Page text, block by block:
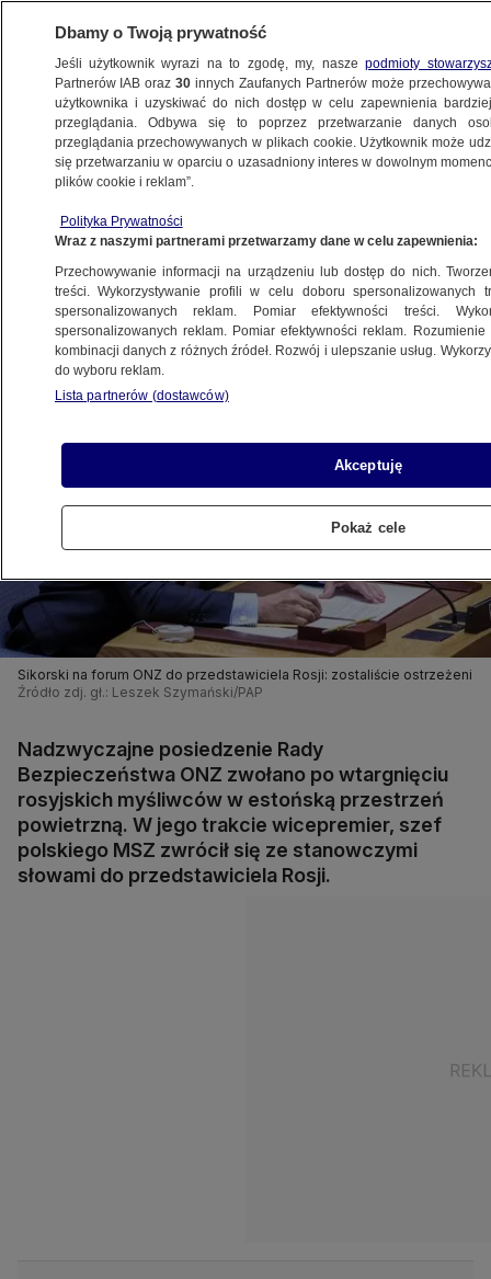
ŚWIAT
ONZ. "Mam jedną prośbę..."
22.09.2025, 17:03Aktualizacja:22.09.2025, 17:33
Posłuchaj artykułu
Czyta lektor AI
Sikorski na forum ONZ do przedstawiciela Rosji: zostaliście ostrzeżeni
Źródło zdj. gł.: Leszek Szymański/PAP
Nadzwyczajne posiedzenie Rady
Bezpieczeństwa ONZ zwołano po wtargnięciu
rosyjskich myśliwców w estońską przestrzeń
powietrzną. W jego trakcie wicepremier, szef
polskiego MSZ zwrócił się ze stanowczymi
słowami do przedstawiciela Rosji.
Dbamy o Twoją prywatność
Jeśli użytkownik wyrazi na to zgodę, my, naszepodmioty
Partnerów IAB oraz30 innych Zaufanych Partnerów może
użytkownika i uzyskiwać do nich dostęp w celu zapewnienia
przeglądania. Odbywa się to poprzez przetwarzanie danych
przeglądania przechowywanych w plikach cookie. Użytkownik może
się przetwarzaniu w oparciu o uzasadniony interes w dowolnym
plików cookie i reklam”.
Polityka Prywatności
Wraz z naszymi partnerami przetwarzamy dane w celu zapewnienia:
Przechowywanie informacji na urządzeniu lub dostęp do nich.
treści. Wykorzystywanie profili w celu doboru spersonalizowanych
spersonalizowanych reklam. Pomiar efektywności treści.
spersonalizowanych reklam. Pomiar efektywności reklam.
kombinacji danych z różnych źródeł. Rozwój i ulepszanie usług.
do wyboru reklam.
Lista partnerów (dostawców)
Akceptuję
Pokaż cele